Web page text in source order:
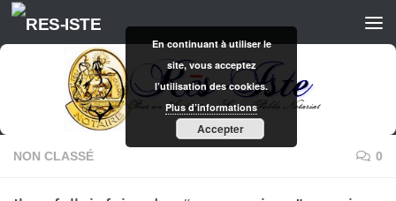
Skip to content
NON CLASSÉ 0
En continuant à utiliser le
site, vous acceptez
l’utilisation des cookies.
Plus d’informations
Accepter